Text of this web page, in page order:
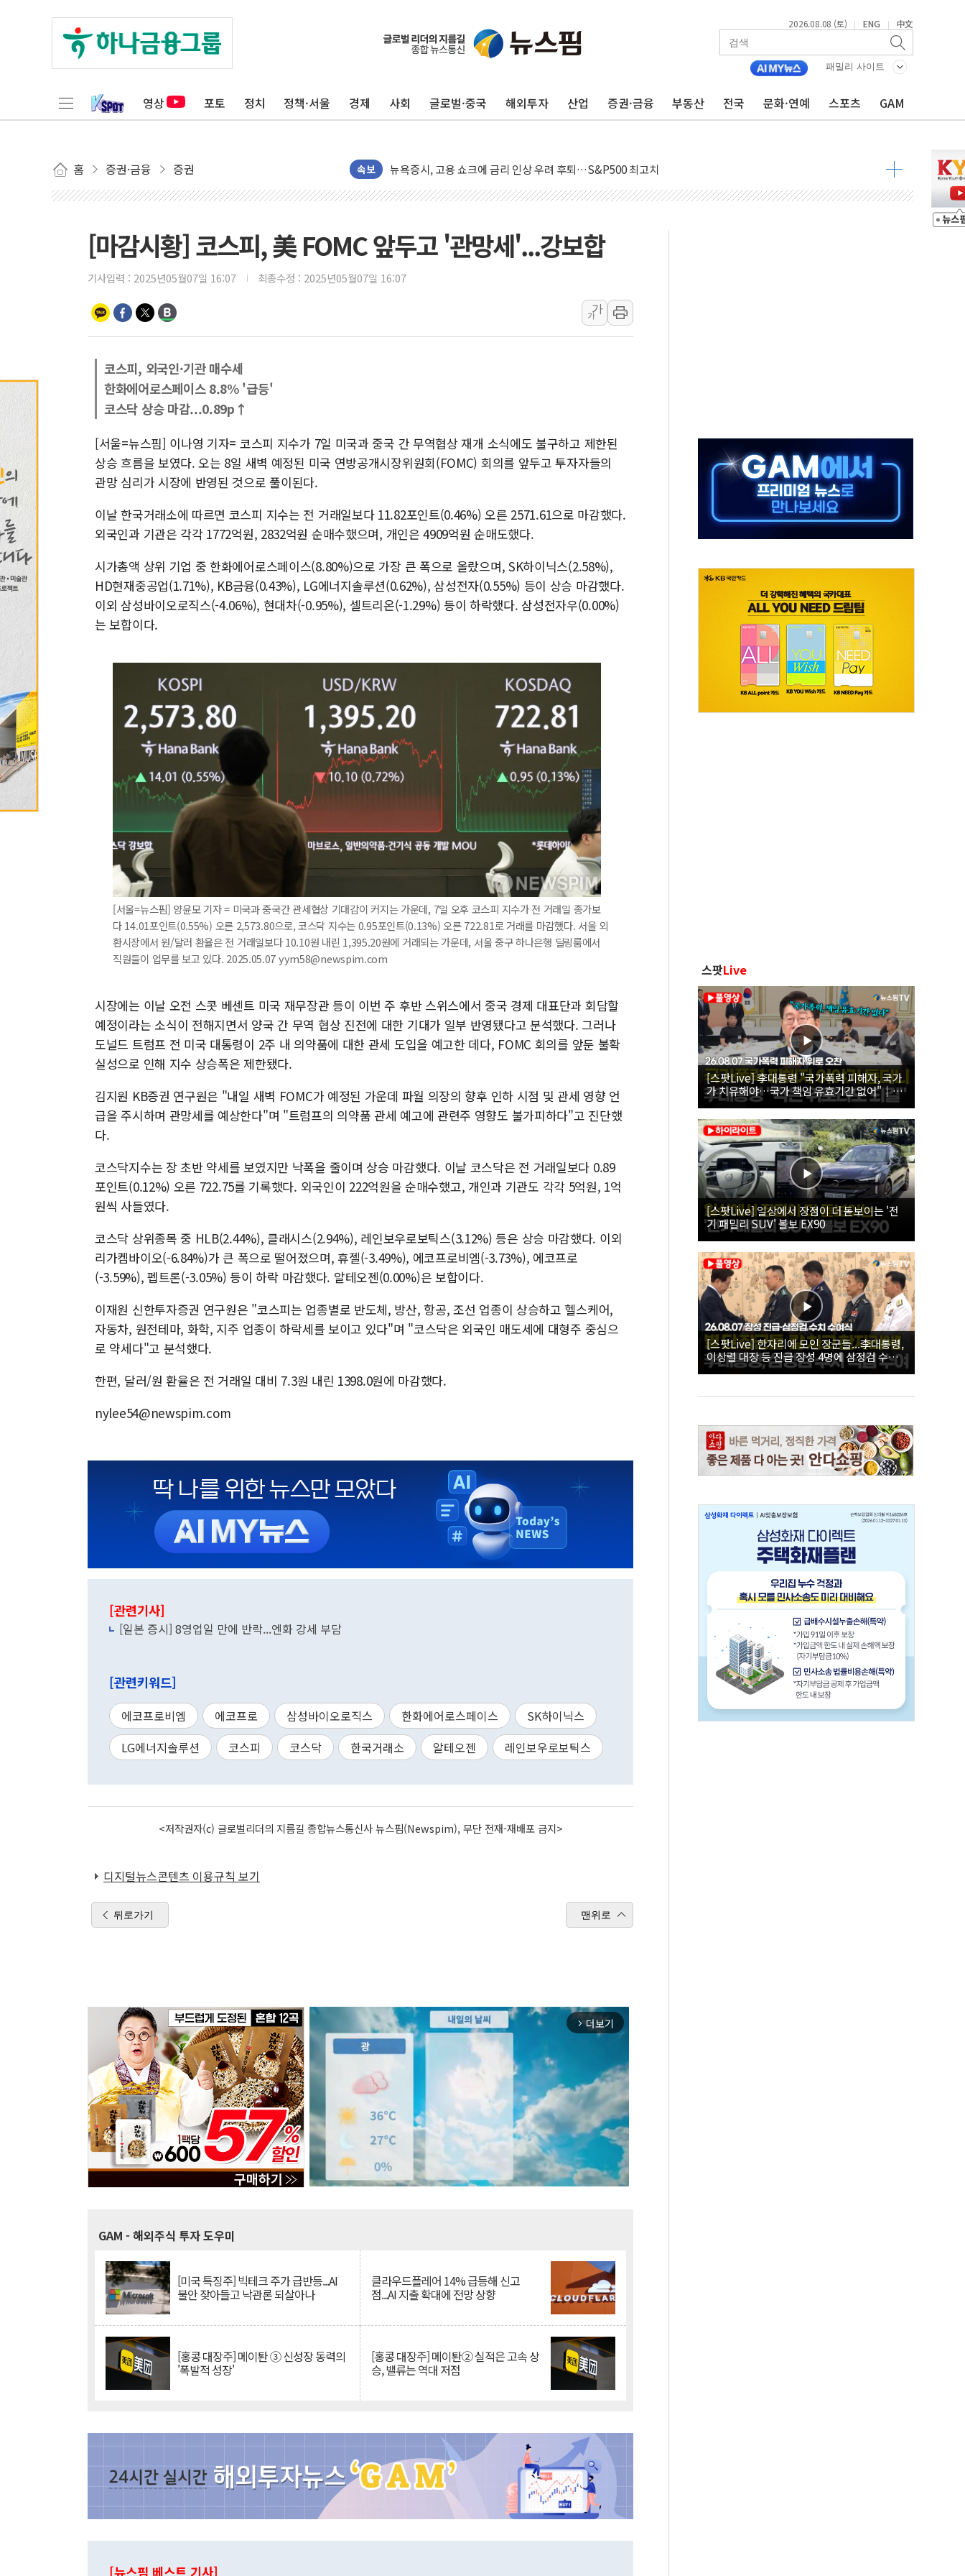
2026.08.08 (토) | ENG | 中文
패밀리 사이트
영상 포토 정치 정책·서울 경제 사회 글로벌·중국 해외투자 산업 증권·금융 부동산 전국 문화·연예 스포츠 GAM
홈 증권·금융 증권 속보
민주, 오늘 제주·인천 경선 결과 발표...'김민석 재역전 vs 정청래 격차 확대'
한상협, 업계 개인정보 보안 새판 짠다…'자율규제단체' 타진
트럼프, 쿡 연준 이사 해임 재추진…"26일까지 의혹 소명" 요구
유럽증시, 美 고용 예상 밖 부진에 연준 금리 인상 가능성 낮아지며 상승… STOXX 600 지수는 나흘 연속 최고치
[종합] 이슬람 수니파 3국, '공동방위협정' 체결… 이스라엘·이란 위협에 맞설 자체 억지력 강화
트럼프, 백신·자폐증 행정명령 검토…"이르면 다음 주"
美 항소법원, 백악관 무도회장 공사 중단 명령…트럼프 제동
이란 핵심 원유 수출항 '하르그섬', 최근 1주일 이상 '올스톱'… 美 해상봉쇄 영향
美 고용 쇼크에 엔화 장중 급등…시장은 "또 개입했나" 촉각
[AI MY 뉴스] 뉴욕 반도체주 프리뷰...美 고용 쇼크에 반도체주 '활짝'
보훈부, 미 DPAA와 MOU… "6·25 미군 실종자 7359명 끝까지 찾겠다"
트럼프 "금리 내려야"…파월 때와 달리 워시엔 톤 낮춰
李 "해남 태양광, 대한민국 다음 100년 밑거름…수도권 집중 완화 전환점"
[마감시황] 코스피, 美 FOMC 앞두고 '관망세'...강보합
기사입력 : 2025년05월07일 16:07 최종수정 : 2025년05월07일 16:07
가
가
코스피, 외국인·기관 매수세
한화에어로스페이스 8.8% '급등'
코스닥 상승 마감...0.89p↑
[서울=뉴스핌] 이나영 기자= 코스피 지수가 7일 미국과 중국 간 무역협상 재개 소식에도 불구하고 제한된
상승 흐름을 보였다. 오는 8일 새벽 예정된 미국 연방공개시장위원회(FOMC) 회의를 앞두고 투자자들의
관망 심리가 시장에 반영된 것으로 풀이된다.
이날 한국거래소에 따르면 코스피 지수는 전 거래일보다 11.82포인트(0.46%) 오른 2571.61으로 마감했다.
외국인과 기관은 각각 1772억원, 2832억원 순매수했으며, 개인은 4909억원 순매도했다.
시가총액 상위 기업 중 한화에어로스페이스(8.80%)으로 가장 큰 폭으로 올랐으며, SK하이닉스(2.58%),
HD현재중공업(1.71%), KB금융(0.43%), LG에너지솔루션(0.62%), 삼성전자(0.55%) 등이 상승 마감했다.
이외 삼성바이오로직스(-4.06%), 현대차(-0.95%), 셀트리온(-1.29%) 등이 하락했다. 삼성전자우(0.00%)
는 보합이다.
[서울=뉴스핌] 양윤모 기자 = 미국과 중국간 관세협상 기대감이 커지는 가운데, 7일 오후 코스피 지수가 전 거래일 종가보
다 14.01포인트(0.55%) 오른 2,573.80으로, 코스닥 지수는 0.95포인트(0.13%) 오른 722.81로 거래를 마감했다. 서울 외
환시장에서 원/달러 환율은 전 거래일보다 10.10원 내린 1,395.20원에 거래되는 가운데, 서울 중구 하나은행 딜링룸에서
직원들이 업무를 보고 있다. 2025.05.07 yym58@newspim.com
시장에는 이날 오전 스콧 베센트 미국 재무장관 등이 이번 주 후반 스위스에서 중국 경제 대표단과 회담할
예정이라는 소식이 전해지면서 양국 간 무역 협상 진전에 대한 기대가 일부 반영됐다고 분석했다. 그러나
도널드 트럼프 전 미국 대통령이 2주 내 의약품에 대한 관세 도입을 예고한 데다, FOMC 회의를 앞둔 불확
실성으로 인해 지수 상승폭은 제한됐다.
김지원 KB증권 연구원은 "내일 새벽 FOMC가 예정된 가운데 파월 의장의 향후 인하 시점 및 관세 영향 언
급을 주시하며 관망세를 예상한다"며 "트럼프의 의약품 관세 예고에 관련주 영향도 불가피하다"고 진단했
다.
코스닥지수는 장 초반 약세를 보였지만 낙폭을 줄이며 상승 마감했다. 이날 코스닥은 전 거래일보다 0.89
포인트(0.12%) 오른 722.75를 기록했다. 외국인이 222억원을 순매수했고, 개인과 기관도 각각 5억원, 1억
원씩 사들였다.
코스닥 상위종목 중 HLB(2.44%), 클래시스(2.94%), 레인보우로보틱스(3.12%) 등은 상승 마감했다. 이외
리가켐바이오(-6.84%)가 큰 폭으로 떨어졌으며, 휴젤(-3.49%), 에코프로비엠(-3.73%), 에코프로
(-3.59%), 펩트론(-3.05%) 등이 하락 마감했다. 알테오젠(0.00%)은 보합이다.
이재원 신한투자증권 연구원은 "코스피는 업종별로 반도체, 방산, 항공, 조선 업종이 상승하고 헬스케어,
자동차, 원전테마, 화학, 지주 업종이 하락세를 보이고 있다"며 "코스닥은 외국인 매도세에 대형주 중심으
로 약세다"고 분석했다.
한편, 달러/원 환율은 전 거래일 대비 7.3원 내린 1398.0원에 마감했다.
nylee54@newspim.com
[관련기사]
[일본 증시] 8영업일 만에 반락...엔화 강세 부담
[관련키워드]
에코프로비엠 에코프로 삼성바이오로직스 한화에어로스페이스
SK하이닉스
LG에너지솔루션
코스피 코스닥 한국거래소 알테오젠 레인보우로보틱스
<저작권자(c) 글로벌리더의 지름길 종합뉴스통신사 뉴스핌(Newspim), 무단 전재-재배포 금지>
디지털뉴스콘텐츠 이용규칙 보기
뒤로가기 맨위로
arrow_forward_ios 더보기
GAM - 해외주식 투자 도우미
[미국 특징주] 빅테크 주가 급반등...AI
불안 잦아들고 낙관론 되살아나
클라우드플레어 14% 급등해 신고
점...AI 지출 확대에 전망 상향
[홍콩 대장주] 메이퇀 ③ 신성장 동력의
'폭발적 성장'
[홍콩 대장주] 메이퇀② 실적은 고속 상
승, 밸류는 역대 저점
[뉴스핌 베스트 기사]
스팟Live
[스팟Live] 李대통령 "국가폭력 피해자, 국가
가 치유해야…국가 책임 유효기간 없어"｜
26.08.07 국가폭력 피해자 위로 오찬
[스팟Live] 일상에서 장점이 더 돋보이는 '전
기 패밀리 SUV' 볼보 EX90
[스팟Live] 한자리에 모인 장군들...李대통령,
이상렬 대장 등 진급 장성 4명에 삼정검 수치
직접 수여｜26.08.07 장성 진급·삼정검 수치